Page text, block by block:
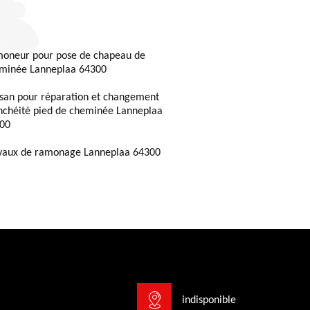
pour pose de chapeau de
Lanneplaa 64300
pour réparation et changement
pied de cheminée Lanneplaa
de ramonage Lanneplaa 64300
indisponible